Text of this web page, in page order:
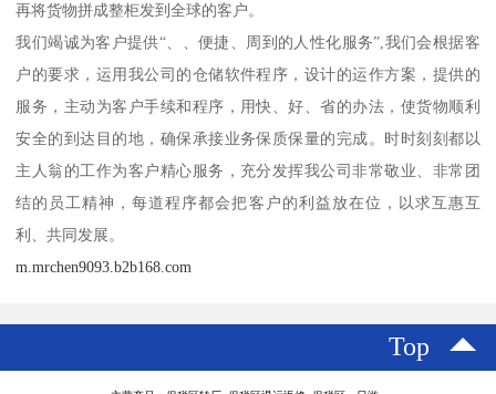
再将货物拼成整柜发到全球的客户。
我们竭诚为客户提供“、、便捷、周到的人性化服务”,我们会根据客
户的要求，运用我公司的仓储软件程序，设计的运作方案，提供的
服务，主动为客户手续和程序，用快、好、省的办法，使货物顺利
安全的到达目的地，确保承接业务保质保量的完成。时时刻刻都以
主人翁的工作为客户精心服务，充分发挥我公司非常敬业、非常团
结的员工精神，每道程序都会把客户的利益放在位，以求互惠互
利、共同发展。
m.mrchen9093.b2b168.com
Top